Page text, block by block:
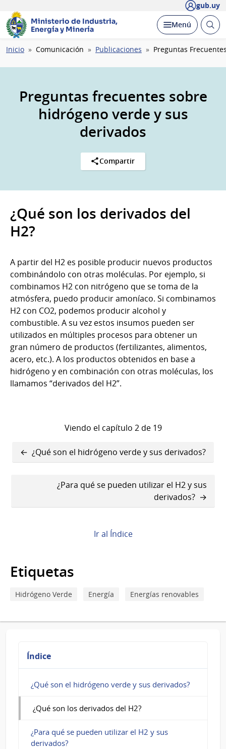
gub.uy
Ministerio de Industria,
Energía y Minería
Desplegar
Menú Abrir
Ruta
navegación
Inicio Comunicación Publicaciones Preguntas
Preguntas frecuentes sobre
hidrógeno verde y sus
derivados
Compartir
¿Qué son los derivados del
H2?
A partir del H2 es posible producir nuevos productos
combinándolo con otras moléculas. Por ejemplo, si
combinamos H2 con nitrógeno que se toma de la
atmósfera, puedo producir amoníaco. Si combinamos
H2 con CO2, podemos producir alcohol y
combustible. A su vez estos insumos pueden ser
utilizados en múltiples procesos para obtener un
gran número de productos (fertilizantes, alimentos,
acero, etc.). A los productos obtenidos en base a
hidrógeno y en combinación con otras moléculas, los
llamamos “derivados del H2”.
Viendo el capítulo 2 de 19
Enlaces
transversales
Book
los
derivados
H2?
¿Qué son el hidrógeno verde y sus derivados?
¿Para qué se pueden utilizar el H2 y sus
derivados?
Ir al Índice
Etiquetas
Hidrógeno Verde Energía Energías renovables
Índice
¿Qué son el hidrógeno verde y sus derivados?
¿Qué son los derivados del H2?
¿Para qué se pueden utilizar el H2 y sus
derivados?